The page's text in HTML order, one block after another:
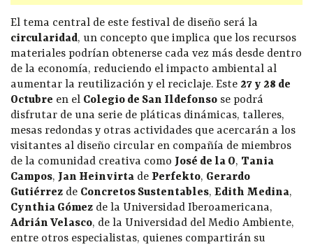
El tema central de este festival de diseño será la
circularidad, un concepto que implica que los recursos
materiales podrían obtenerse cada vez más desde dentro
de la economía, reduciendo el impacto ambiental al
aumentar la reutilización y el reciclaje. Este 27 y 28 de
Octubre en el Colegio de San Ildefonso se podrá
disfrutar de una serie de pláticas dinámicas, talleres,
mesas redondas y otras actividades que acercarán a los
visitantes al diseño circular en compañía de miembros
de la comunidad creativa como José de la O, Tania
Campos, Jan Heinvirta de Perfekto, Gerardo
Gutiérrez de Concretos Sustentables, Edith Medina,
Cynthia Gómez de la Universidad Iberoamericana,
Adrián Velasco, de la Universidad del Medio Ambiente,
entre otros especialistas, quienes compartirán su